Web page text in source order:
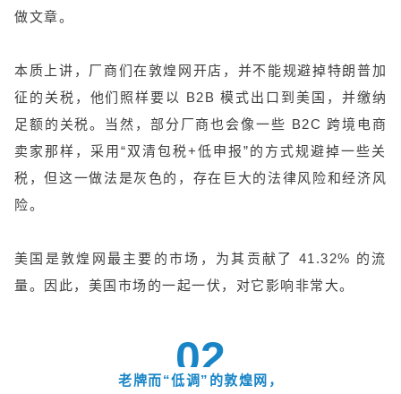
做文章。
本质上讲，厂商们在敦煌网开店，并不能规避掉特朗普加
征的关税，他们照样要以 B2B 模式出口到美国，并缴纳
足额的关税。当然，部分厂商也会像一些 B2C 跨境电商
卖家那样，采用“双清包税+低申报”的方式规避掉一些关
税，但这一做法是灰色的，存在巨大的法律风险和经济风
险。
美国是敦煌网最主要的市场，为其贡献了 41.32% 的流
量。因此，美国市场的一起一伏，对它影响非常大。
02
老牌而“低调”的敦煌网，